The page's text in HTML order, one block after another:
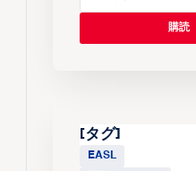
[タグ]
EASL